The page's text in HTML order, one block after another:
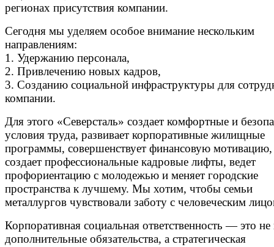
регионах присутствия компании.
Сегодня мы уделяем особое внимание нескольким
направлениям:
1. Удержанию персонала,
2. Привлечению новых кадров,
3. Созданию социальной инфраструктуры для
компании.
Для этого «Северсталь» создает комфортные и
условия труда, развивает корпоративные жилищные
программы, совершенствует финансовую мотивацию,
создает профессиональные кадровые лифты, ведет
профориентацию с молодежью и меняет городские
пространства к лучшему. Мы хотим, чтобы семьи
металлургов чувствовали заботу с человеческим
Корпоративная социальная ответственность — это не
дополнительные обязательства, а стратегическая